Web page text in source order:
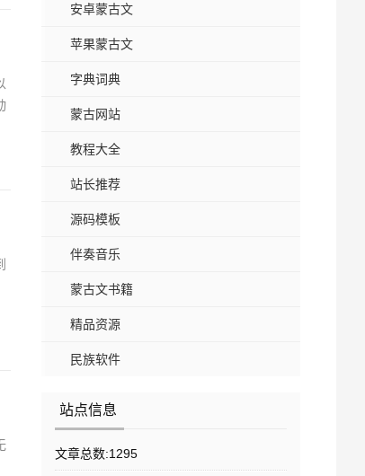
安卓蒙古文
苹果蒙古文
字典词典
蒙古网站
教程大全
站长推荐
源码模板
伴奏音乐
蒙古文书籍
精品资源
民族软件
站点信息
文章总数:1295